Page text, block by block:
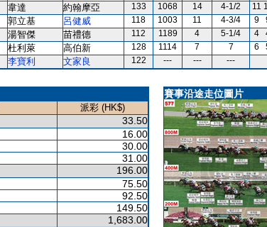
韋達 約翰摩亞 133 1068 14 4-1/2 11
郭立基 呂健威 118 1003 11 4-3/4 9
湯智傑 苗禮德 112 1189 4 5-1/4 4
杜利萊 高伯新 128 1114 7 7 6
李寶利 文家良 122 --- --- ---
派彩 (HK$)
33.50
16.00
30.00
31.00
196.00
75.50
92.50
149.50
1,683.00
賽事沿途走位圖片